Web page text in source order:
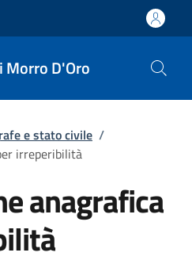
Morro D'Oro
e stato civile /
irreperibilità
anagrafica